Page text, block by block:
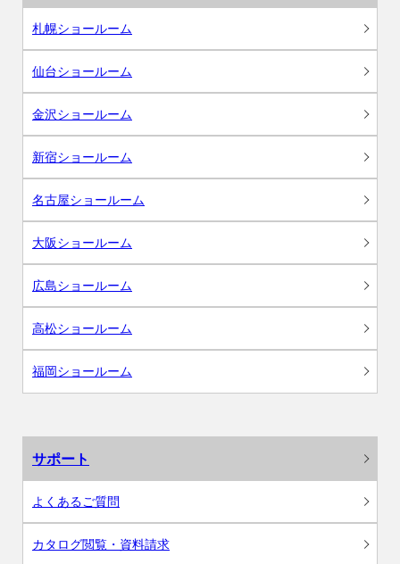
札幌ショールーム
仙台ショールーム
金沢ショールーム
新宿ショールーム
名古屋ショールーム
大阪ショールーム
広島ショールーム
高松ショールーム
福岡ショールーム
サポート
よくあるご質問
カタログ閲覧・資料請求